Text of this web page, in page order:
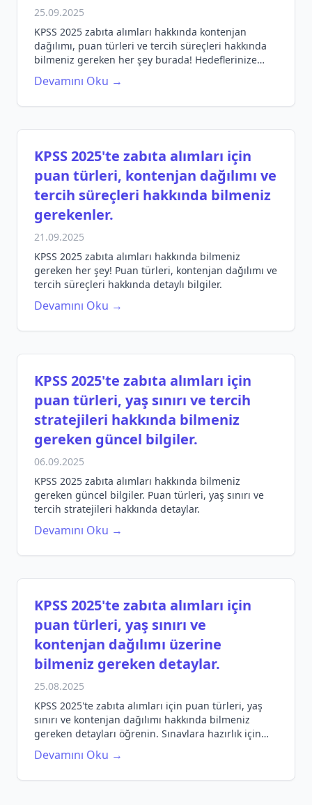
25.09.2025
KPSS 2025 zabıta alımları hakkında kontenjan
dağılımı, puan türleri ve tercih süreçleri hakkında
bilmeniz gereken her şey burada! Hedeflerinize
ulaşmak için doğru bilgileri edinin.
Devamını Oku →
KPSS 2025'te zabıta alımları için
puan türleri, kontenjan dağılımı ve
tercih süreçleri hakkında bilmeniz
gerekenler.
21.09.2025
KPSS 2025 zabıta alımları hakkında bilmeniz
gereken her şey! Puan türleri, kontenjan dağılımı ve
tercih süreçleri hakkında detaylı bilgiler.
Devamını Oku →
KPSS 2025'te zabıta alımları için
puan türleri, yaş sınırı ve tercih
stratejileri hakkında bilmeniz
gereken güncel bilgiler.
06.09.2025
KPSS 2025 zabıta alımları hakkında bilmeniz
gereken güncel bilgiler. Puan türleri, yaş sınırı ve
tercih stratejileri hakkında detaylar.
Devamını Oku →
KPSS 2025'te zabıta alımları için
puan türleri, yaş sınırı ve
kontenjan dağılımı üzerine
bilmeniz gereken detaylar.
25.08.2025
KPSS 2025'te zabıta alımları için puan türleri, yaş
sınırı ve kontenjan dağılımı hakkında bilmeniz
gereken detayları öğrenin. Sınavlara hazırlık için
ipuçları ve sorulara yanıtlar burada!
Devamını Oku →